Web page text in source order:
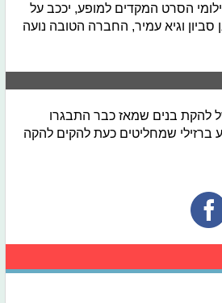
הסרט המקדים למופע, יככב על
סביון וגיא עמיר, החברה הטובה נועה
להקת בנים שמאז כבר התבגרו
ברזילי שמחליטים כעת להקים להקה